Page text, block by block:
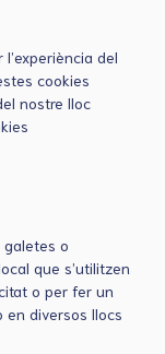
del
cookies
nostre lloc
o
que s’utilitzen
o per fer un
en diversos llocs